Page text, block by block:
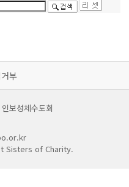
부
보성체수도회
Sisters of Charity.